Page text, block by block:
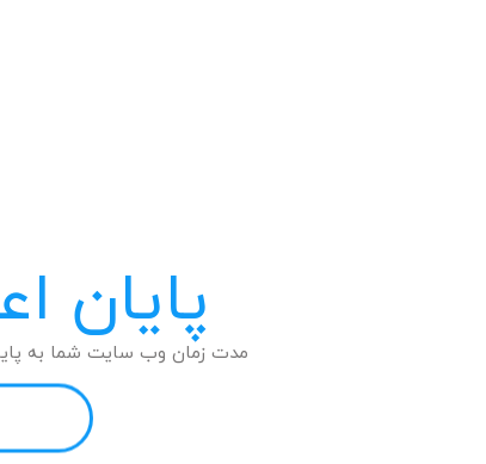
پایان
مدت زمان وب سایت شما به